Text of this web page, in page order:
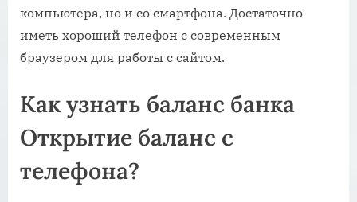
компьютера, но и со смартфона. Достаточно
иметь хороший телефон с современным
браузером для работы с сайтом.
Как узнать баланс банка
Открытие баланс с
телефона?